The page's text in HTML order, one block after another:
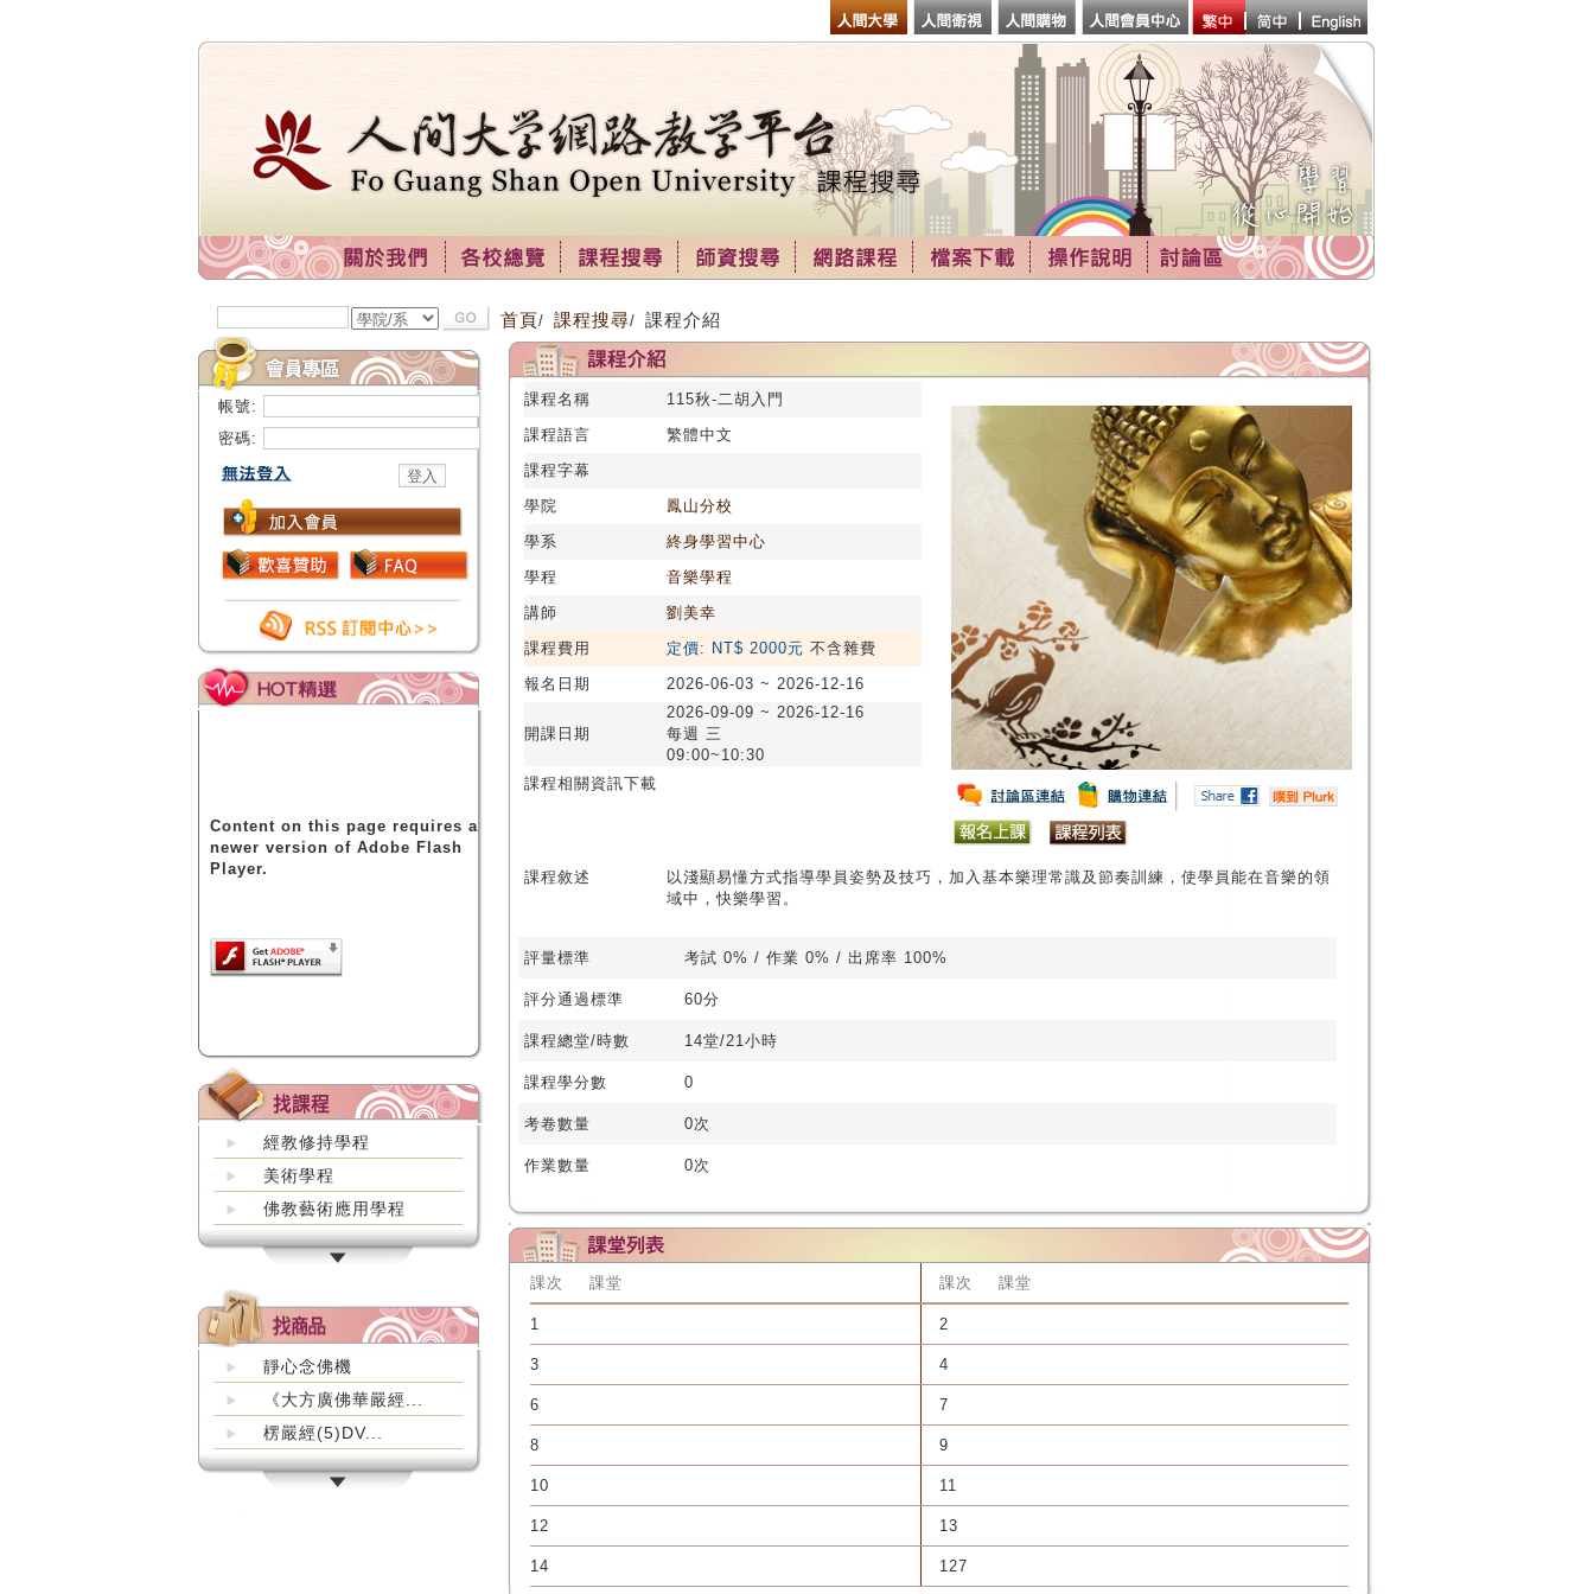
帳號:
密碼:
Content on this page requires a
newer version of Adobe Flash
Player.
經教修持學程
美術學程
佛教藝術應用學程
靜心念佛機
《大方廣佛華嚴經...
楞嚴經(5)DV...
首頁/ 課程搜尋/ 課程介紹
課程名稱
115秋-二胡入門
課程語言
繁體中文
課程字幕
學院
鳳山分校
學系
終身學習中心
學程
音樂學程
講師
劉美幸
課程費用
定價: NT$ 2000元 不含雜費
報名日期
2026-06-03 ~ 2026-12-16
開課日期
2026-09-09 ~ 2026-12-16
每週 三
09:00~10:30
課程相關資訊下載
課程敘述
以淺顯易懂方式指導學員姿勢及技巧，加入基本樂理常識及節奏訓練，使學員能在音樂的領
域中，快樂學習。
評量標準 考試 0% / 作業 0% / 出席率 100%
評分通過標準 60分
課程總堂/時數 14堂/21小時
課程學分數 0
考卷數量 0次
作業數量 0次
課次 課堂 課次 課堂
1 2
3 4
6 7
8 9
10 11
12 13
14 127